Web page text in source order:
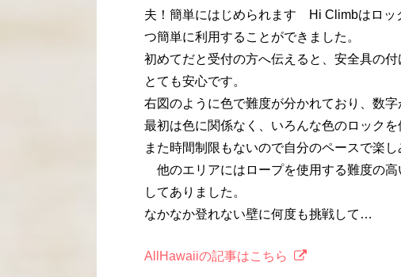
夫！簡単にはじめられます Hi Climbはロッ
つ簡単に利用することができました。
初めてだと受付の方へ伝えると、安全具の
とても安心です。
右図のように色で難度が分かれており、数
最初は色に関係なく、いろんな色のロック
また時間制限もないので自分のペースで楽し
他のエリアにはロープを使用する難度の
してありました。
なかなか登れない壁に何度も挑戦して…
AllHawaiiの記事はこちら